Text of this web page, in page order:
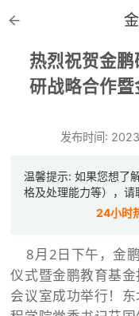

热烈祝贺金
研战略合作
发布时间:
温馨提示: 如果您想了
格及处理能力等），请
24小时
8月2日下午，金
仪式暨金鹏教育基
会议室成功举行！